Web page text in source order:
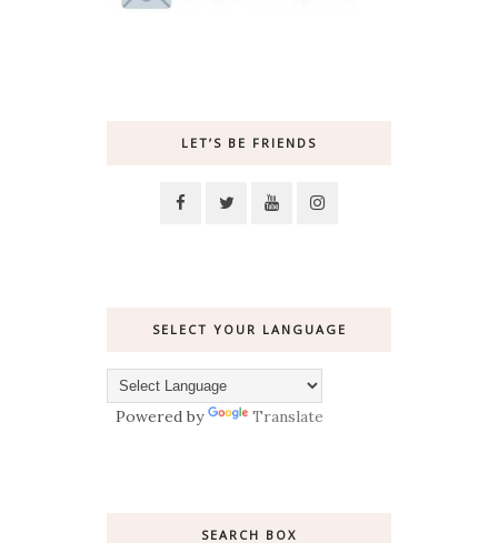
LET’S BE FRIENDS
SELECT YOUR LANGUAGE
Powered by Translate
SEARCH BOX